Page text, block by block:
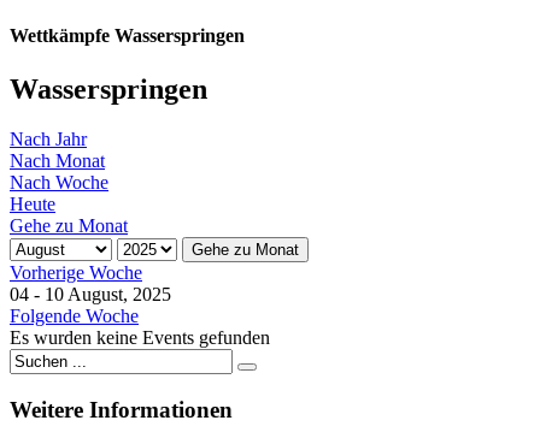
Wettkämpfe Wasserspringen
Wasserspringen
Nach Jahr
Nach Monat
Nach Woche
Heute
Gehe zu Monat
Gehe zu Monat
Vorherige Woche
04 - 10 August, 2025
Folgende Woche
Es wurden keine Events gefunden
Weitere Informationen